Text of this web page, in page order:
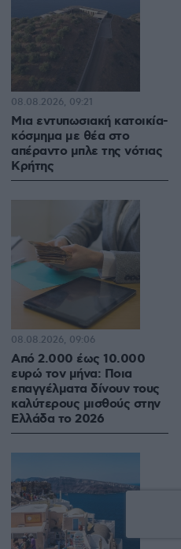
Μια εντυπωσιακή κατοικία-
κόσμημα με θέα στο
απέραντο μπλε της νότιας
Κρήτης
08.08.2026, 09:21
Από 2.000 έως 10.000
ευρώ τον μήνα: Ποια
επαγγέλματα δίνουν τους
καλύτερους μισθούς στην
Ελλάδα το 2026
08.08.2026, 09:06